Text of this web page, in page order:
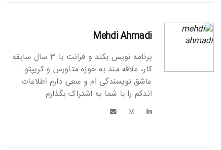
Mehdi Ahmadi
برنامه نویس بکند و فرانت با 3 سال سابقه
کار، علاقه مند به حوزه متاورس و کریپتو.
عاشق نویسندگی ام و سعی دارم اطلاعات
اندکم را با شما به اشتراک بگذارم